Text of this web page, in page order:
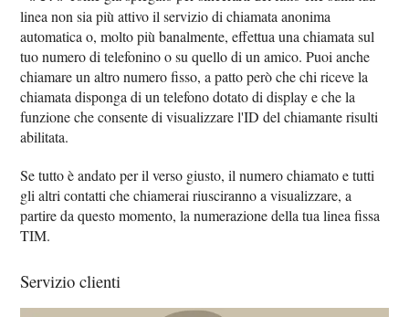
linea non sia più attivo il servizio di chiamata anonima
automatica o, molto più banalmente, effettua una chiamata sul
tuo numero di telefonino o su quello di un amico. Puoi anche
chiamare un altro numero fisso, a patto però che chi riceve la
chiamata disponga di un telefono dotato di display e che la
funzione che consente di visualizzare l'ID del chiamante risulti
abilitata.
Se tutto è andato per il verso giusto, il numero chiamato e tutti
gli altri contatti che chiamerai riusciranno a visualizzare, a
partire da questo momento, la numerazione della tua linea fissa
TIM.
Servizio clienti